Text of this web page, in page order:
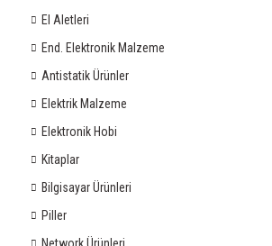
El Aletleri
End. Elektronik Malzeme
Antistatik Ürünler
Elektrik Malzeme
Elektronik Hobi
Kitaplar
Bilgisayar Ürünleri
Piller